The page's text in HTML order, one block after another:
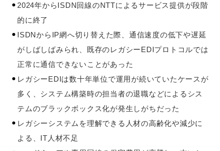
2024年からISDN回線のNTTによるサービス提供が段階
的に終了
ISDNからIP網へ切り替えた際、通信速度の低下や遅延
がしばしばみられ、既存のレガシーEDIプロトコルでは
正常に通信できないことがあった
レガシーEDIは数十年単位で運用が続いていたケースが
多く、システム構築時の担当者の退職などによるシス
テムのブラックボックス化が発生しがちだった
レガシーシステムを理解できる人材の高齢化や減少に
よる、IT人材不足